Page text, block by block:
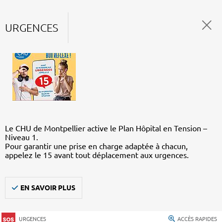
URGENCES
Le CHU de Montpellier active le Plan Hôpital en Tension –
Niveau 1.
Pour garantir une prise en charge adaptée à chacun,
appelez le 15 avant tout déplacement aux urgences.
EN SAVOIR PLUS
URGENCES ACCÈS RAPIDES